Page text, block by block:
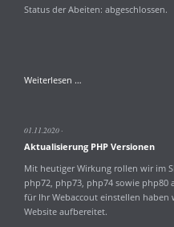
Status der Abeiten: abgeschlossen.
Weiterlesen …Wartungsarbeiten
01.11.2020
Aktualisierung PHP Versionen
Mit heutiger Wirkung rollen wir im
php72, php73, php74 sowie php80
für Ihr Webaccout einstellen haben
Website aufbereitet.